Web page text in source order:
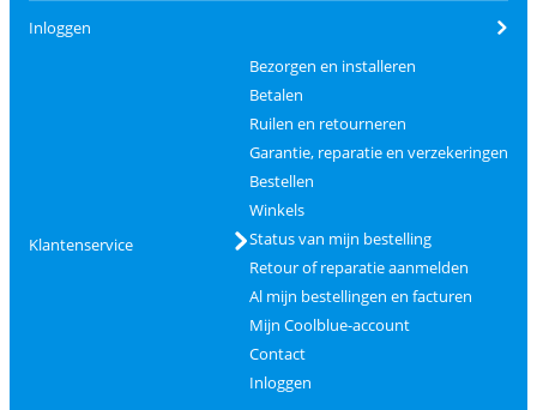
Inloggen
Klantenservice
Bezorgen en installeren
Betalen
Ruilen en retourneren
Garantie, reparatie en verzekeringen
Bestellen
Winkels
Status van mijn bestelling
Retour of reparatie aanmelden
Al mijn bestellingen en facturen
Mijn Coolblue-account
Contact
Inloggen